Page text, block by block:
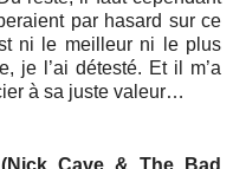
par hasard sur ce
ni le meilleur ni le plus
je l’ai détesté. Et il m’a
à sa juste valeur…
(Nick Cave & The Bad